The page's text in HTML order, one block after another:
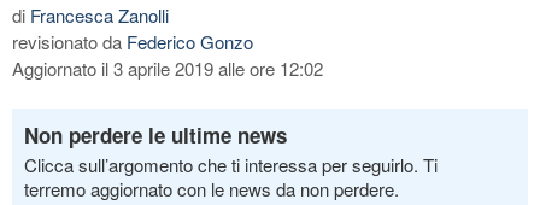
di Francesca Zanolli
revisionato da Federico Gonzo
Aggiornato il 3 aprile 2019 alle ore 12:02
Non perdere le ultime news
Clicca sull’argomento che ti interessa per seguirlo. Ti
terremo aggiornato con le news da non perdere.